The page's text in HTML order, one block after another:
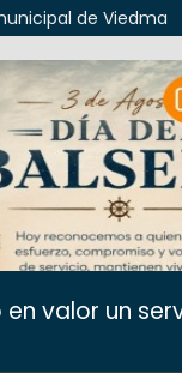
Viedma La
Sierra Grande
en valor un